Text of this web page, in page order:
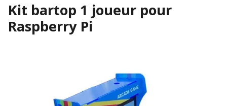
Kit bartop 1 joueur pour
Raspberry Pi